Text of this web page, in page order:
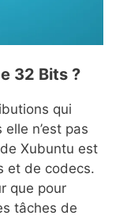
32 Bits ?
qui
n’est pas
Xubuntu est
et de codecs.
que pour
tâches de